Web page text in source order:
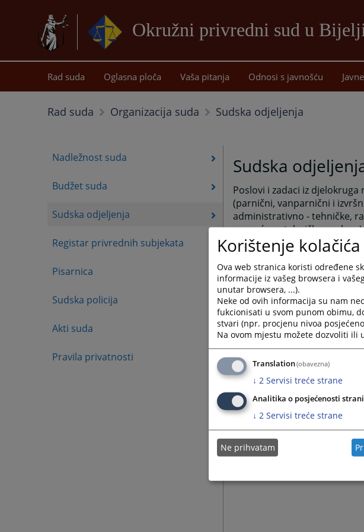
Okružni privredni sud u
Rad suda Oglasna ploča Vaša pitanja Odnosi s javnošću
Rad suda Organizacija suda Sudska odjeljenja
Nadležnost suda
Budžet suda
Sudska odjeljenja
Registar privrednih subjekata
Pisarnica
Sudska policija
Akti suda
Pravila privatnosti
Sudska
Poslovi i zadaci iz
(parnični, vanparnični i
administrativno - tehničke,
pomoćno - tehničke poslove).
Korištenje kolačića
Ova web stranica koristi određene
informacije iz vašeg browsera i
unutar browsera, ...).
Neke od ovih informacija su nam
fukcionisati u svom punom obimu,
stvari (npr. procjenu nivoa
Na ovom mjestu možete dozvoliti
Translation(obavezna)
↓ 2 Servisi treće strane
Analitika o posjećenosti
↓ 2 Servisi treće strane
Ne prihvatam